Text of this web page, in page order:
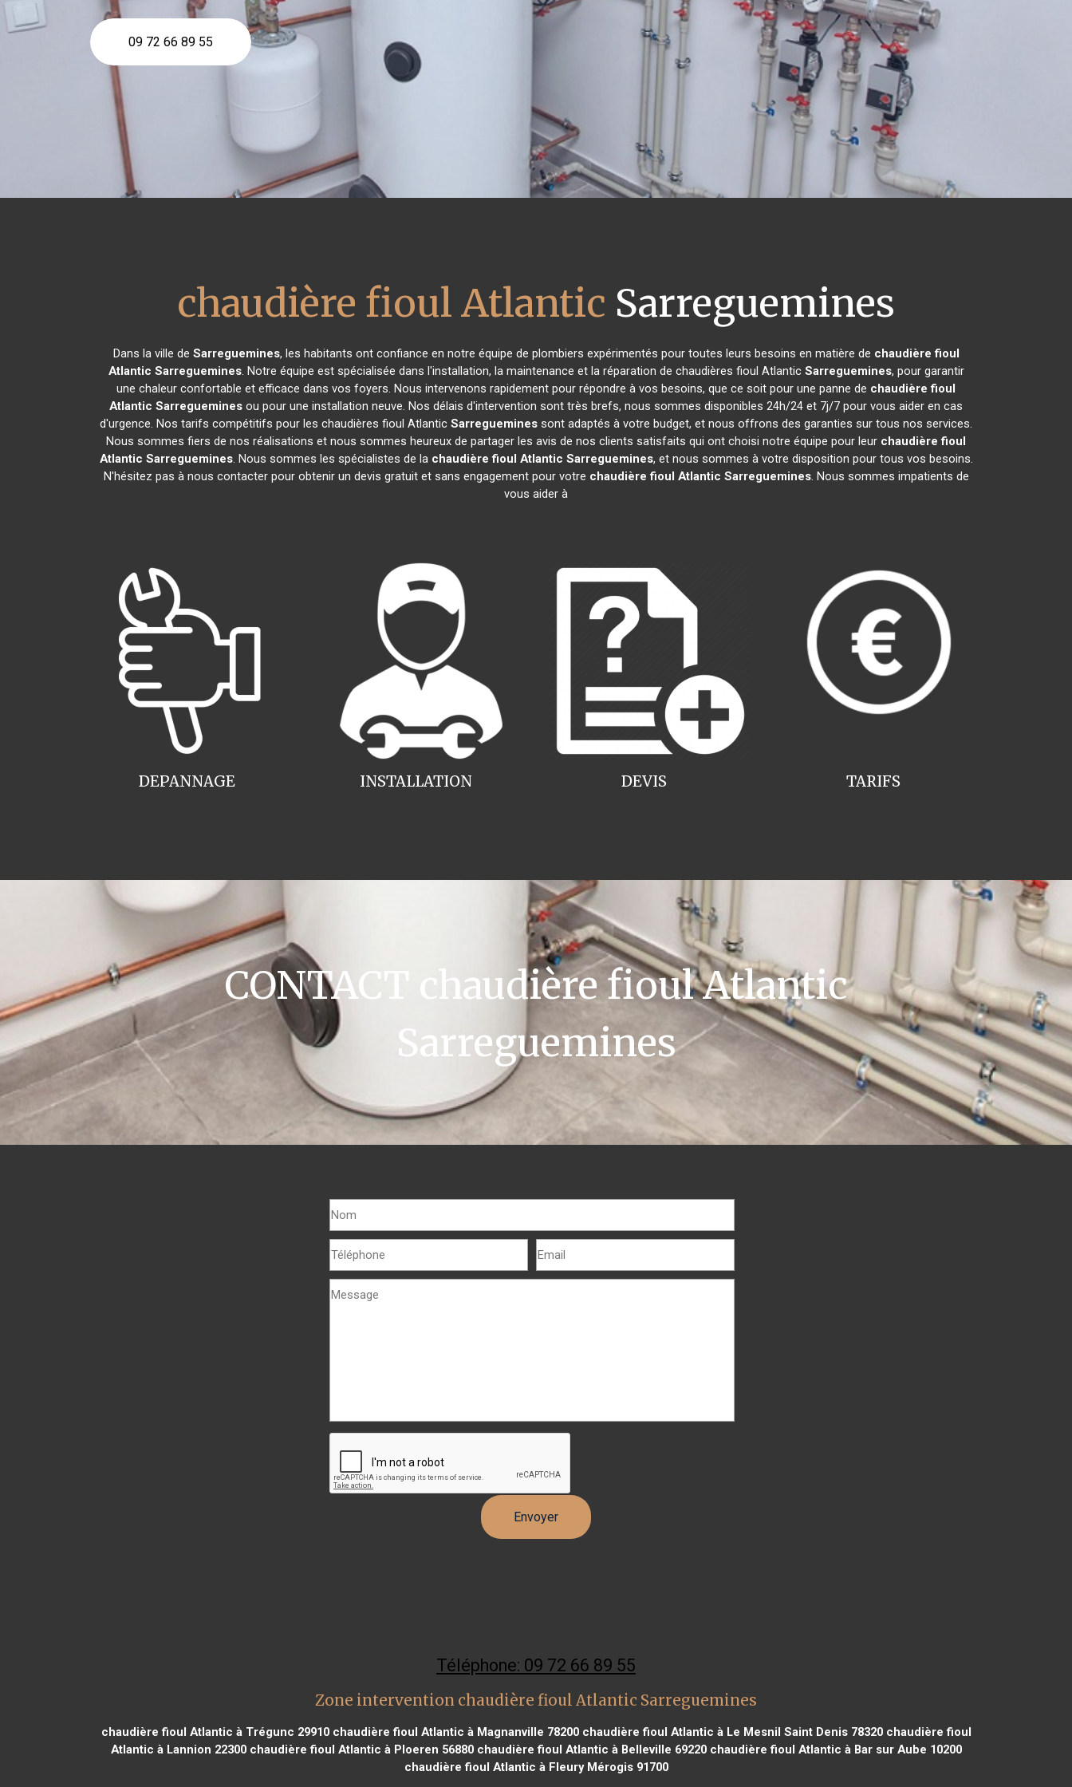
09 72 66 89 55
chaudière fioul Atlantic Sarreguemines
Dans la ville de Sarreguemines, les habitants ont confiance en notre équipe de plombiers expérimentés pour toutes leurs besoins en matière de chaudière fioul
Atlantic Sarreguemines. Notre équipe est spécialisée dans l'installation, la maintenance et la réparation de chaudières fioul Atlantic Sarreguemines, pour garantir
une chaleur confortable et efficace dans vos foyers. Nous intervenons rapidement pour répondre à vos besoins, que ce soit pour une panne de chaudière fioul
Atlantic Sarreguemines ou pour une installation neuve. Nos délais d'intervention sont très brefs, nous sommes disponibles 24h/24 et 7j/7 pour vous aider en cas
d'urgence. Nos tarifs compétitifs pour les chaudières fioul Atlantic Sarreguemines sont adaptés à votre budget, et nous offrons des garanties sur tous nos services.
Nous sommes fiers de nos réalisations et nous sommes heureux de partager les avis de nos clients satisfaits qui ont choisi notre équipe pour leur chaudière fioul
Atlantic Sarreguemines. Nous sommes les spécialistes de la chaudière fioul Atlantic Sarreguemines, et nous sommes à votre disposition pour tous vos besoins.
N'hésitez pas à nous contacter pour obtenir un devis gratuit et sans engagement pour votre chaudière fioul Atlantic Sarreguemines. Nous sommes impatients de
vous aider à
INSTALLATION
DEPANNAGE TARIFS
DEVIS
CONTACT chaudière fioul Atlantic
Sarreguemines
Téléphone: 09 72 66 89 55
Zone intervention chaudière fioul Atlantic Sarreguemines
chaudière fioul Atlantic à Trégunc 29910chaudière fioul Atlantic à Magnanville 78200chaudière fioul Atlantic à Le Mesnil Saint Denis 78320chaudière fioul
Atlantic à Lannion 22300chaudière fioul Atlantic à Ploeren 56880chaudière fioul Atlantic à Belleville 69220chaudière fioul Atlantic à Bar sur Aube 10200
chaudière fioul Atlantic à Fleury Mérogis 91700